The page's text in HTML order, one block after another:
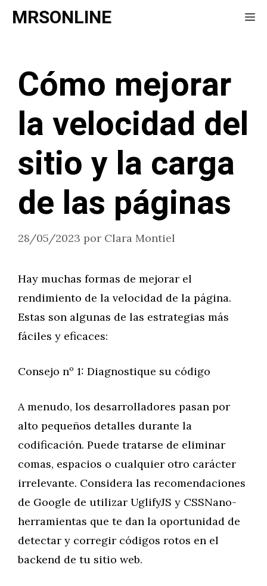
Saltar
MRSONLINE
Cómo mejorar
la velocidad del
sitio y la carga
de las páginas
28/05/2023 por Clara Montiel
Hay muchas formas de mejorar el
rendimiento de la velocidad de la página.
Estas son algunas de las estrategias más
fáciles y eficaces:
Consejo nº 1: Diagnostique su código
A menudo, los desarrolladores pasan por
alto pequeños detalles durante la
codificación. Puede tratarse de eliminar
comas, espacios o cualquier otro carácter
irrelevante. Considera las recomendaciones
de Google de utilizar UglifyJS y CSSNano-
herramientas que te dan la oportunidad de
detectar y corregir códigos rotos en el
backend de tu sitio web.